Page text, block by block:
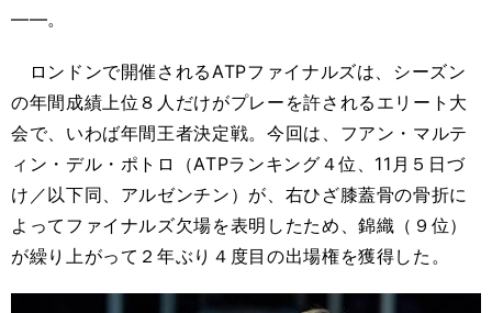
――。
ロンドンで開催されるATPファイナルズは、シーズン
の年間成績上位８人だけがプレーを許されるエリート大
会で、いわば年間王者決定戦。今回は、フアン・マルテ
ィン・デル・ポトロ（ATPランキング４位、11月５日づ
け／以下同、アルゼンチン）が、右ひざ膝蓋骨の骨折に
よってファイナルズ欠場を表明したため、錦織（９位）
が繰り上がって２年ぶり４度目の出場権を獲得した。